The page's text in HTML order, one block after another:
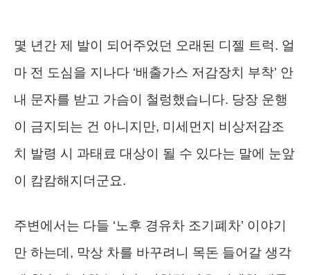
몇 년간 제 발이 되어주었던 오래된 디젤 트럭. 얼
마 전 도심을 지나다 ‘배출가스 저감장치 부착’ 안
내 문자를 받고 가슴이 철렁했습니다. 당장 운행
이 금지되는 건 아니지만, 미세먼지 비상저감조
치 발령 시 과태료 대상이 될 수 있다는 말에 눈앞
이 캄캄해지더군요.
주변에서는 다들 ‘노후 경유차 조기폐차’ 이야기
만 하는데, 막상 차를 바꾸려니 목돈 들어갈 생각